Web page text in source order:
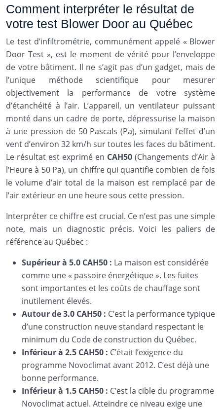
Comment interpréter le résultat de
votre test Blower Door au Québec
Le test d’infiltrométrie, communément appelé « Blower
Door Test », est le moment de vérité pour l’enveloppe
de votre bâtiment. Il ne s’agit pas d’un gadget, mais de
l’unique méthode scientifique pour mesurer
objectivement la performance de votre système
d’étanchéité à l’air. L’appareil, un ventilateur puissant
monté dans un cadre de porte, dépressurise la maison
à une pression de 50 Pascals (Pa), simulant l’effet d’un
vent d’environ 32 km/h sur toutes les faces du bâtiment.
Le résultat est exprimé en CAH50 (Changements d’Air à
l’Heure à 50 Pa), un chiffre qui quantifie combien de fois
le volume d’air total de la maison est remplacé par de
l’air extérieur en une heure sous cette pression.
Interpréter ce chiffre est crucial. Ce n’est pas une simple
note, mais un diagnostic précis. Voici les paliers de
référence au Québec :
Supérieur à 5.0 CAH50 : La maison est considérée
comme une « passoire énergétique ». Les fuites
sont importantes et les coûts de chauffage sont
inutilement élevés.
Autour de 3.0 CAH50 : C’est la performance typique
d’une construction neuve standard respectant le
minimum du Code de construction du Québec.
Inférieur à 2.5 CAH50 : C’était l’exigence du
programme Novoclimat avant 2012. C’est déjà une
bonne performance.
Inférieur à 1.5 CAH50 : C’est la cible du programme
Novoclimat actuel. Atteindre ce niveau exige une